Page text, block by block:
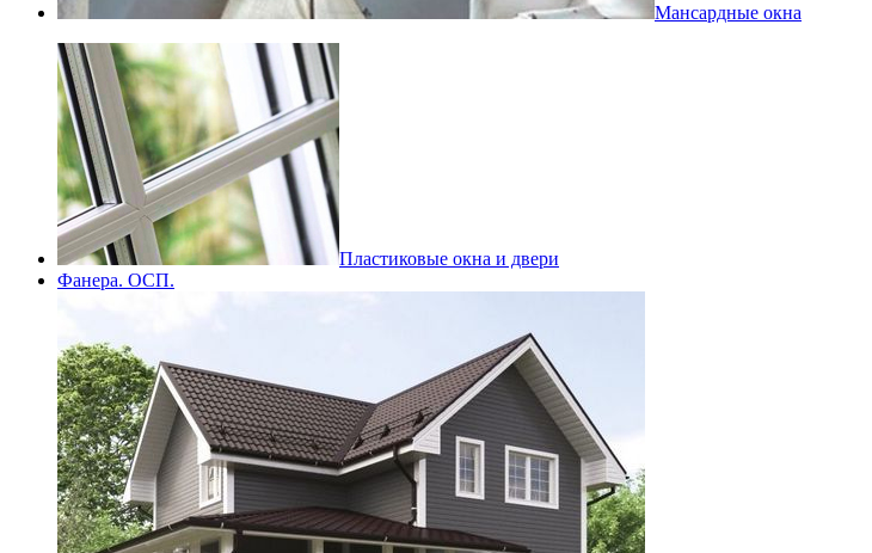
Мансардные окна
Пластиковые окна и двери
Фанера. ОСП.